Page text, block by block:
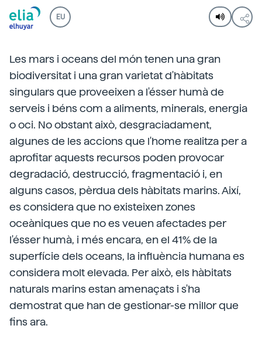
EU
Les mars i oceans del món tenen una gran
biodiversitat i una gran varietat d'hàbitats
singulars que proveeixen a l'ésser humà de
serveis i béns com a aliments, minerals, energia
o oci. No obstant això, desgraciadament,
algunes de les accions que l'home realitza per a
aprofitar aquests recursos poden provocar
degradació, destrucció, fragmentació i, en
alguns casos, pèrdua dels hàbitats marins. Així,
es considera que no existeixen zones
oceàniques que no es veuen afectades per
l'ésser humà, i més encara, en el 41% de la
superfície dels oceans, la influència humana es
considera molt elevada. Per això, els hàbitats
naturals marins estan amenaçats i s'ha
demostrat que han de gestionar-se millor que
fins ara.